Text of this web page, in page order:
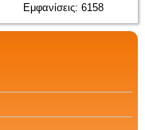
Εμφανίσεις: 6158